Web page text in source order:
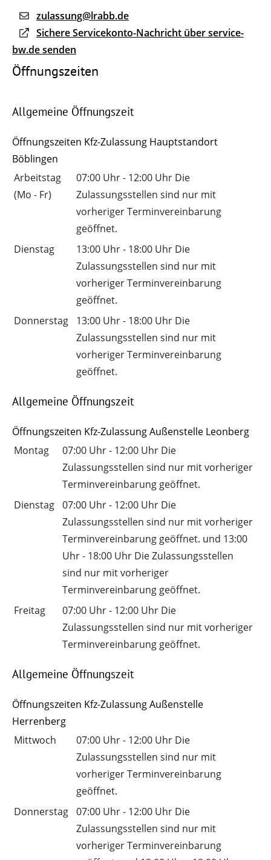
zulassung@lrabb.de
Sichere Servicekonto-Nachricht über service-
bw.de senden
Öffnungszeiten
Allgemeine Öffnungszeit
Öffnungszeiten Kfz-Zulassung Hauptstandort
Böblingen
Arbeitstag
(Mo - Fr)
07:00 Uhr- 12:00 Uhr Die
Zulassungsstellen sind nur mit
vorheriger Terminvereinbarung
geöffnet.
Dienstag
13:00 Uhr- 18:00 Uhr Die
Zulassungsstellen sind nur mit
vorheriger Terminvereinbarung
geöffnet.
Donnerstag
13:00 Uhr- 18:00 Uhr Die
Zulassungsstellen sind nur mit
vorheriger Terminvereinbarung
geöffnet.
Allgemeine Öffnungszeit
Öffnungszeiten Kfz-Zulassung Außenstelle Leonberg
Montag
07:00 Uhr- 12:00 Uhr Die
Zulassungsstellen sind nur mit vorheriger
Terminvereinbarung geöffnet.
Dienstag 07:00 Uhr- 12:00 Uhr Die
Zulassungsstellen sind nur mit vorheriger
Terminvereinbarung geöffnet. und 13:00
Uhr- 18:00 Uhr Die Zulassungsstellen
sind nur mit vorheriger
Terminvereinbarung geöffnet.
Freitag
07:00 Uhr- 12:00 Uhr Die
Zulassungsstellen sind nur mit vorheriger
Terminvereinbarung geöffnet.
Allgemeine Öffnungszeit
Öffnungszeiten Kfz-Zulassung Außenstelle
Herrenberg
Mittwoch
07:00 Uhr- 12:00 Uhr Die
Zulassungsstellen sind nur mit
vorheriger Terminvereinbarung
geöffnet.
Donnerstag 07:00 Uhr- 12:00 Uhr Die
Zulassungsstellen sind nur mit
vorheriger Terminvereinbarung